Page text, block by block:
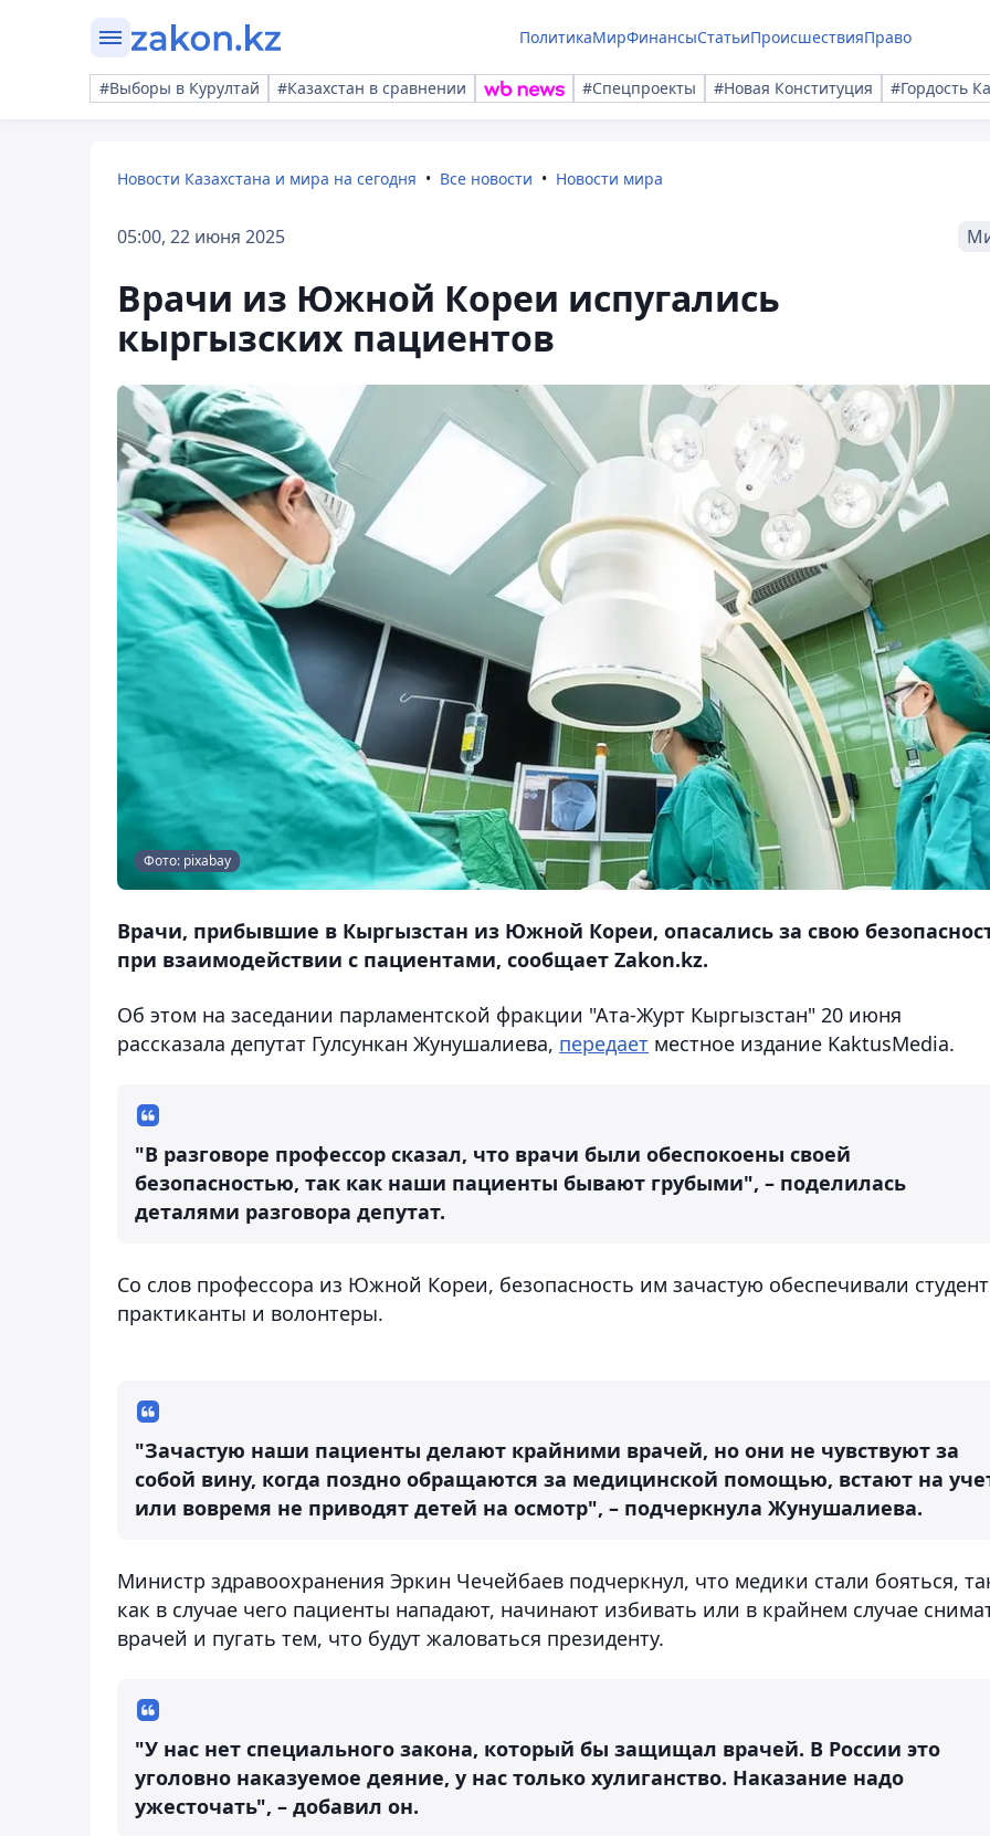
ПолитикаМирФинансыСтатьиПроисшествияПраво
#Выборы в Курултай #Казахстан в сравнении #Спецпроекты #Новая Конституция #Гордость
Новости Казахстана и мира на сегодня Все новости Новости мира
05:00, 22 июня 2025
Врачи из Южной Кореи испугались
кыргызских пациентов
Фото: pixabay
Врачи, прибывшие в Кыргызстан из Южной Кореи, опасались за свою
при взаимодействии с пациентами, сообщает Zakon.kz.
Об этом на заседании парламентской фракции "Ата-Журт Кыргызстан" 20 июня
рассказала депутат Гулсункан Жунушалиева, передает местное издание KaktusMedia.
"В разговоре профессор сказал, что врачи были обеспокоены своей
безопасностью, так как наши пациенты бывают грубыми", – поделилась
деталями разговора депутат.
Со слов профессора из Южной Кореи, безопасность им зачастую обеспечивали
практиканты и волонтеры.
"Зачастую наши пациенты делают крайними врачей, но они не чувствуют за
собой вину, когда поздно обращаются за медицинской помощью, встают на
или вовремя не приводят детей на осмотр", – подчеркнула Жунушалиева.
Министр здравоохранения Эркин Чечейбаев подчеркнул, что медики стали бояться,
как в случае чего пациенты нападают, начинают избивать или в крайнем случае
врачей и пугать тем, что будут жаловаться президенту.
"У нас нет специального закона, который бы защищал врачей. В России это
уголовно наказуемое деяние, у нас только хулиганство. Наказание надо
ужесточать", – добавил он.